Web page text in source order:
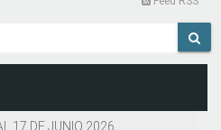
17 DE JUNIO 2026